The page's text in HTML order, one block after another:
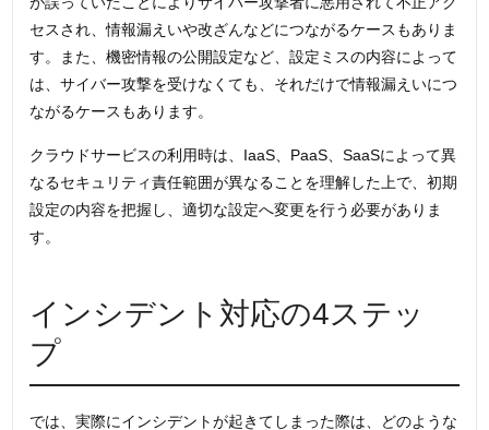
セスされ、情報漏えいや改ざんなどにつながるケースもありま
す。また、機密情報の公開設定など、設定ミスの内容によって
は、サイバー攻撃を受けなくても、それだけで情報漏えいにつ
ながるケースもあります。
クラウドサービスの利用時は、IaaS、PaaS、SaaSによって異
なるセキュリティ責任範囲が異なることを理解した上で、初期
設定の内容を把握し、適切な設定へ変更を行う必要がありま
す。
インシデント対応の4ステッ
プ
では、実際にインシデントが起きてしまった際は、どのような